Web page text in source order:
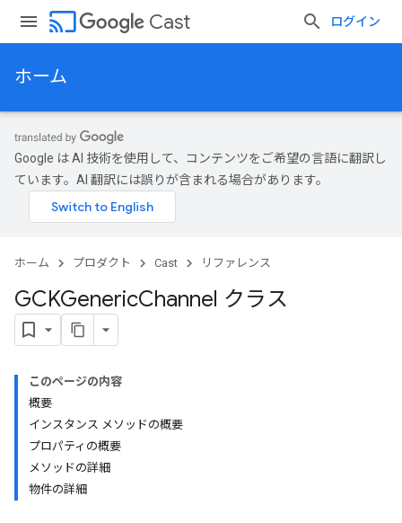
cast Cast ログイン
ホーム
Google は AI 技術を使用して、コンテンツをご希望の言語に翻訳し
ています。AI 翻訳には誤りが含まれる場合があります。
ホーム プロダクト Cast リファレンス
GCKGenericChannel クラス
このページの内容
概要
インスタンス メソッドの概要
プロパティの概要
メソッドの詳細
物件の詳細